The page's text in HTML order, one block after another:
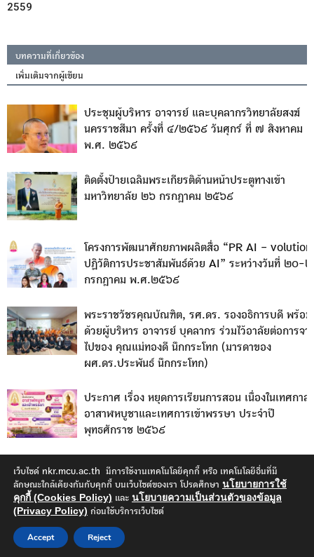
2559
บทความที่เกี่ยวข้อง
เพิ่มเติมจากผู้เขียน
ประชุมผู้บริหาร อาจารย์ และบุคลากรวิทยาลัยสงฆ์
นครราชสีมา ครั้งที่ ๔/๒๕๖๙ วันศุกร์ ที่ ๗ สิงหาคม
พ.ศ. ๒๕๖๙
ติดตั้งป้ายเฉลิมพระเกียรติด้านหน้าประตูทางเข้า
มหาวิทยาลัย ๒๖ กรกฎาคม ๒๕๖๙
โครงการพัฒนาศักยภาพผลิตสื่อ “PR AI – volution
ปฏิวัติการประชาสัมพันธ์ด้วย AI” ระหว่างวันที่ ๒๐-
กรกฎาคม พ.ศ.๒๕๖๙
พระราชวัชรคุณบัณฑิต, รศ.ดร. รองอธิการบดี พร้อม
ด้วยผู้บริหาร อาจารย์ บุคลากร ร่วมไว้อาลัยต่อการจา
ไปของ คุณแม่ทองดี นึกกระโทก (มารดาของ
ผศ.ดร.ประพันธ์ นึกกระโทก)
ประกาศ เรื่อง หยุดการเรียนการสอน เนื่องในเทศกาล
อาสาฬหบูชาและเทศการเข้าพรรษา ประจำปี
พุทธศักราช ๒๕๖๙
© มหาวิทยาลัยมหาจุฬาลงกรณราชวิทยาลัย วิทยาเขตนครราชสีมา |
เว็บไซด์ nkr.mcu.ac.th มีการใช้งานเทคโนโลยีคุกกี้ หรือ เทคโนโลยีอื่นที่มี
ลักษณะใกล้เคียงกันกับคุกกี้ บนเว็บไซต์ของเรา โปรดศึกษา นโยบายการใช้
คุกกี้ (Cookies Policy) และ นโยบายความเป็นส่วนตัวของข้อมูล
(Privacy Policy) ก่อนใช้บริการเว็บไซต์
Accept Reject